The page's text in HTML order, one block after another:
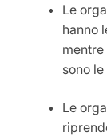
Le
hanno
sono
Le